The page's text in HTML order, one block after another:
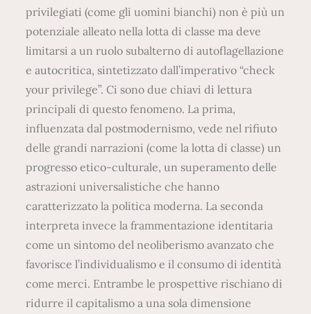
privilegiati (come gli uomini bianchi) non è più un
potenziale alleato nella lotta di classe ma deve
limitarsi a un ruolo subalterno di autoflagellazione
e autocritica, sintetizzato dall’imperativo “check
your privilege”. Ci sono due chiavi di lettura
principali di questo fenomeno. La prima,
influenzata dal postmodernismo, vede nel rifiuto
delle grandi narrazioni (come la lotta di classe) un
progresso etico-culturale, un superamento delle
astrazioni universalistiche che hanno
caratterizzato la politica moderna. La seconda
interpreta invece la frammentazione identitaria
come un sintomo del neoliberismo avanzato che
favorisce l’individualismo e il consumo di identità
come merci. Entrambe le prospettive rischiano di
ridurre il capitalismo a una sola dimensione